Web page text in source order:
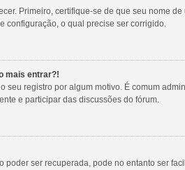
Primeiro, certifique-se de que seu nome
configuração, o qual precise ser corrigido.
mais entrar?!
seu registro por algum motivo. É comum
e participar das discussões do fórum.
poder ser recuperada, pode no entanto ser